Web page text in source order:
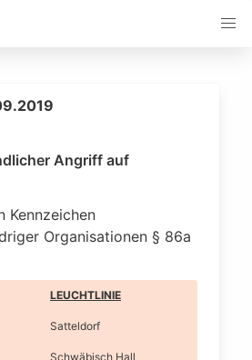
Angriff auf
Kennzeichen
Organisationen § 86a
LEUCHTLINIE
Satteldorf
Schwäbisch Hall